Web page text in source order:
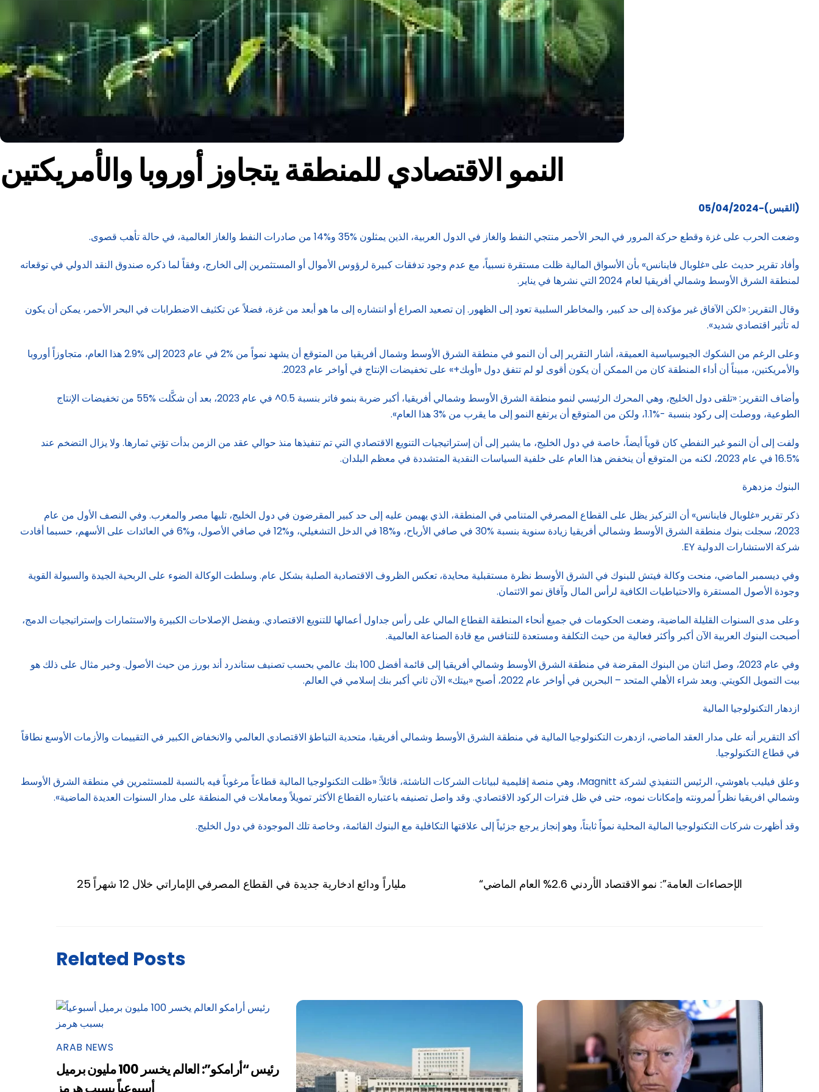
النمو الاقتصادي للمنطقة يتجاوز أوروبا والأمريكتين
(القبس)-05/04/2024
وضعت الحرب على غزة وقطع حركة المرور في البحر الأحمر منتجي النفط والغاز في الدول العربية، الذين يمثلون %35 و%14 من صادرات النفط والغاز العالمية، في حالة تأهب قصوى.
وأفاد تقرير حديث على «غلوبال فاينانس» بأن الأسواق المالية ظلت مستقرة نسبياً، مع عدم وجود تدفقات كبيرة لرؤوس الأموال أو المستثمرين إلى الخارج، وفقاً لما ذكره صندوق النقد الدولي في توقعاته
لمنطقة الشرق الأوسط وشمالي أفريقيا لعام 2024 التي نشرها في يناير.
وقال التقرير: «لكن الآفاق غير مؤكدة إلى حد كبير، والمخاطر السلبية تعود إلى الظهور. إن تصعيد الصراع أو انتشاره إلى ما هو أبعد من غزة، فضلاً عن تكثيف الاضطرابات في البحر الأحمر، يمكن أن يكون
له تأثير اقتصادي شديد».
وعلى الرغم من الشكوك الجيوسياسية العميقة، أشار التقرير إلى أن النمو في منطقة الشرق الأوسط وشمال أفريقيا من المتوقع أن يشهد نمواً من %2 في عام 2023 إلى %2.9 هذا العام، متجاوزاً أوروبا
والأمريكتين، مبيناً أن أداء المنطقة كان من الممكن أن يكون أقوى لو لم تتفق دول «أوبك+» على تخفيضات الإنتاج في أواخر عام 2023.
وأضاف التقرير: «تلقى دول الخليج، وهي المحرك الرئيسي لنمو منطقة الشرق الأوسط وشمالي أفريقيا، أكبر ضربة بنمو فاتر بنسبة 0.5^ في عام 2023، بعد أن شكَّلت %55 من تخفيضات الإنتاج
الطوعية، ووصلت إلى ركود بنسبة -%1.1، ولكن من المتوقع أن يرتفع النمو إلى ما يقرب من %3 هذا العام».
ولفت إلى أن النمو غير النفطي كان قوياً أيضاً، خاصة في دول الخليج، ما يشير إلى أن إستراتيجيات التنويع الاقتصادي التي تم تنفيذها منذ حوالي عقد من الزمن بدأت تؤتي ثمارها. ولا يزال التضخم عند
%16.5 في عام 2023، لكنه من المتوقع أن ينخفض هذا العام على خلفية السياسات النقدية المتشددة في معظم البلدان.
البنوك مزدهرة
ذكر تقرير «غلوبال فاينانس» أن التركيز يظل على القطاع المصرفي المتنامي في المنطقة، الذي يهيمن عليه إلى حد كبير المقرضون في دول الخليج، تليها مصر والمغرب. وفي النصف الأول من عام
2023، سجلت بنوك منطقة الشرق الأوسط وشمالي أفريقيا زيادة سنوية بنسبة %30 في صافي الأرباح، و%18 في الدخل التشغيلي، و%12 في صافي الأصول، و%6 في العائدات على الأسهم، حسبما أفادت
شركة الاستشارات الدولية EY.
وفي ديسمبر الماضي، منحت وكالة فيتش للبنوك في الشرق الأوسط نظرة مستقبلية محايدة، تعكس الظروف الاقتصادية الصلبة بشكل عام. وسلطت الوكالة الضوء على الربحية الجيدة والسيولة القوية
وجودة الأصول المستقرة والاحتياطيات الكافية لرأس المال وآفاق نمو الائتمان.
وعلى مدى السنوات القليلة الماضية، وضعت الحكومات في جميع أنحاء المنطقة القطاع المالي على رأس جداول أعمالها للتنويع الاقتصادي. وبفضل الإصلاحات الكبيرة والاستثمارات وإستراتيجيات الدمج،
أصبحت البنوك العربية الآن أكبر وأكثر فعالية من حيث التكلفة ومستعدة للتنافس مع قادة الصناعة العالمية.
وفي عام 2023، وصل اثنان من البنوك المقرضة في منطقة الشرق الأوسط وشمالي أفريقيا إلى قائمة أفضل 100 بنك عالمي بحسب تصنيف ستاندرد أند بورز من حيث الأصول. وخير مثال على ذلك هو
بيت التمويل الكويتي. وبعد شراء الأهلي المتحد – البحرين في أواخر عام 2022، أصبح «بيتك» الآن ثاني أكبر بنك إسلامي في العالم.
ازدهار التكنولوجيا المالية
أكد التقرير أنه على مدار العقد الماضي، ازدهرت التكنولوجيا المالية في منطقة الشرق الأوسط وشمالي أفريقيا، متحدية التباطؤ الاقتصادي العالمي والانخفاض الكبير في التقييمات والأزمات الأوسع نطاقاً
في قطاع التكنولوجيا.
وعلق فيليب باهوشي، الرئيس التنفيذي لشركة Magnitt، وهي منصة إقليمية لبيانات الشركات الناشئة، قائلاً: «ظلت التكنولوجيا المالية قطاعاً مرغوباً فيه بالنسبة للمستثمرين في منطقة الشرق الأوسط
وشمالي افريقيا نظراً لمرونته وإمكانات نموه، حتى في ظل فترات الركود الاقتصادي. وقد واصل تصنيفه باعتباره القطاع الأكثر تمويلاً ومعاملات في المنطقة على مدار السنوات العديدة الماضية».
وقد أظهرت شركات التكنولوجيا المالية المحلية نمواً ثابتاً، وهو إنجاز يرجع جزئياً إلى علاقتها التكافلية مع البنوك القائمة، وخاصة تلك الموجودة في دول الخليج.
25 ملياراً ودائع ادخارية جديدة في القطاع المصرفي الإماراتي خلال 12 شهراً “الإحصاءات العامة”: نمو الاقتصاد الأردني 2.6% العام الماضي
Related Posts
ARAB NEWS
رئيس “أرامكو”: العالم يخسر 100 مليون برميل
أسبوعياً بسبب هرمز